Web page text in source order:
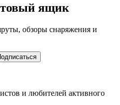
ящик
обзоры снаряжения и
и любителей активного